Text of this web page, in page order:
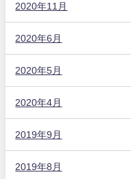
2020年11月
2020年6月
2020年5月
2020年4月
2019年9月
2019年8月